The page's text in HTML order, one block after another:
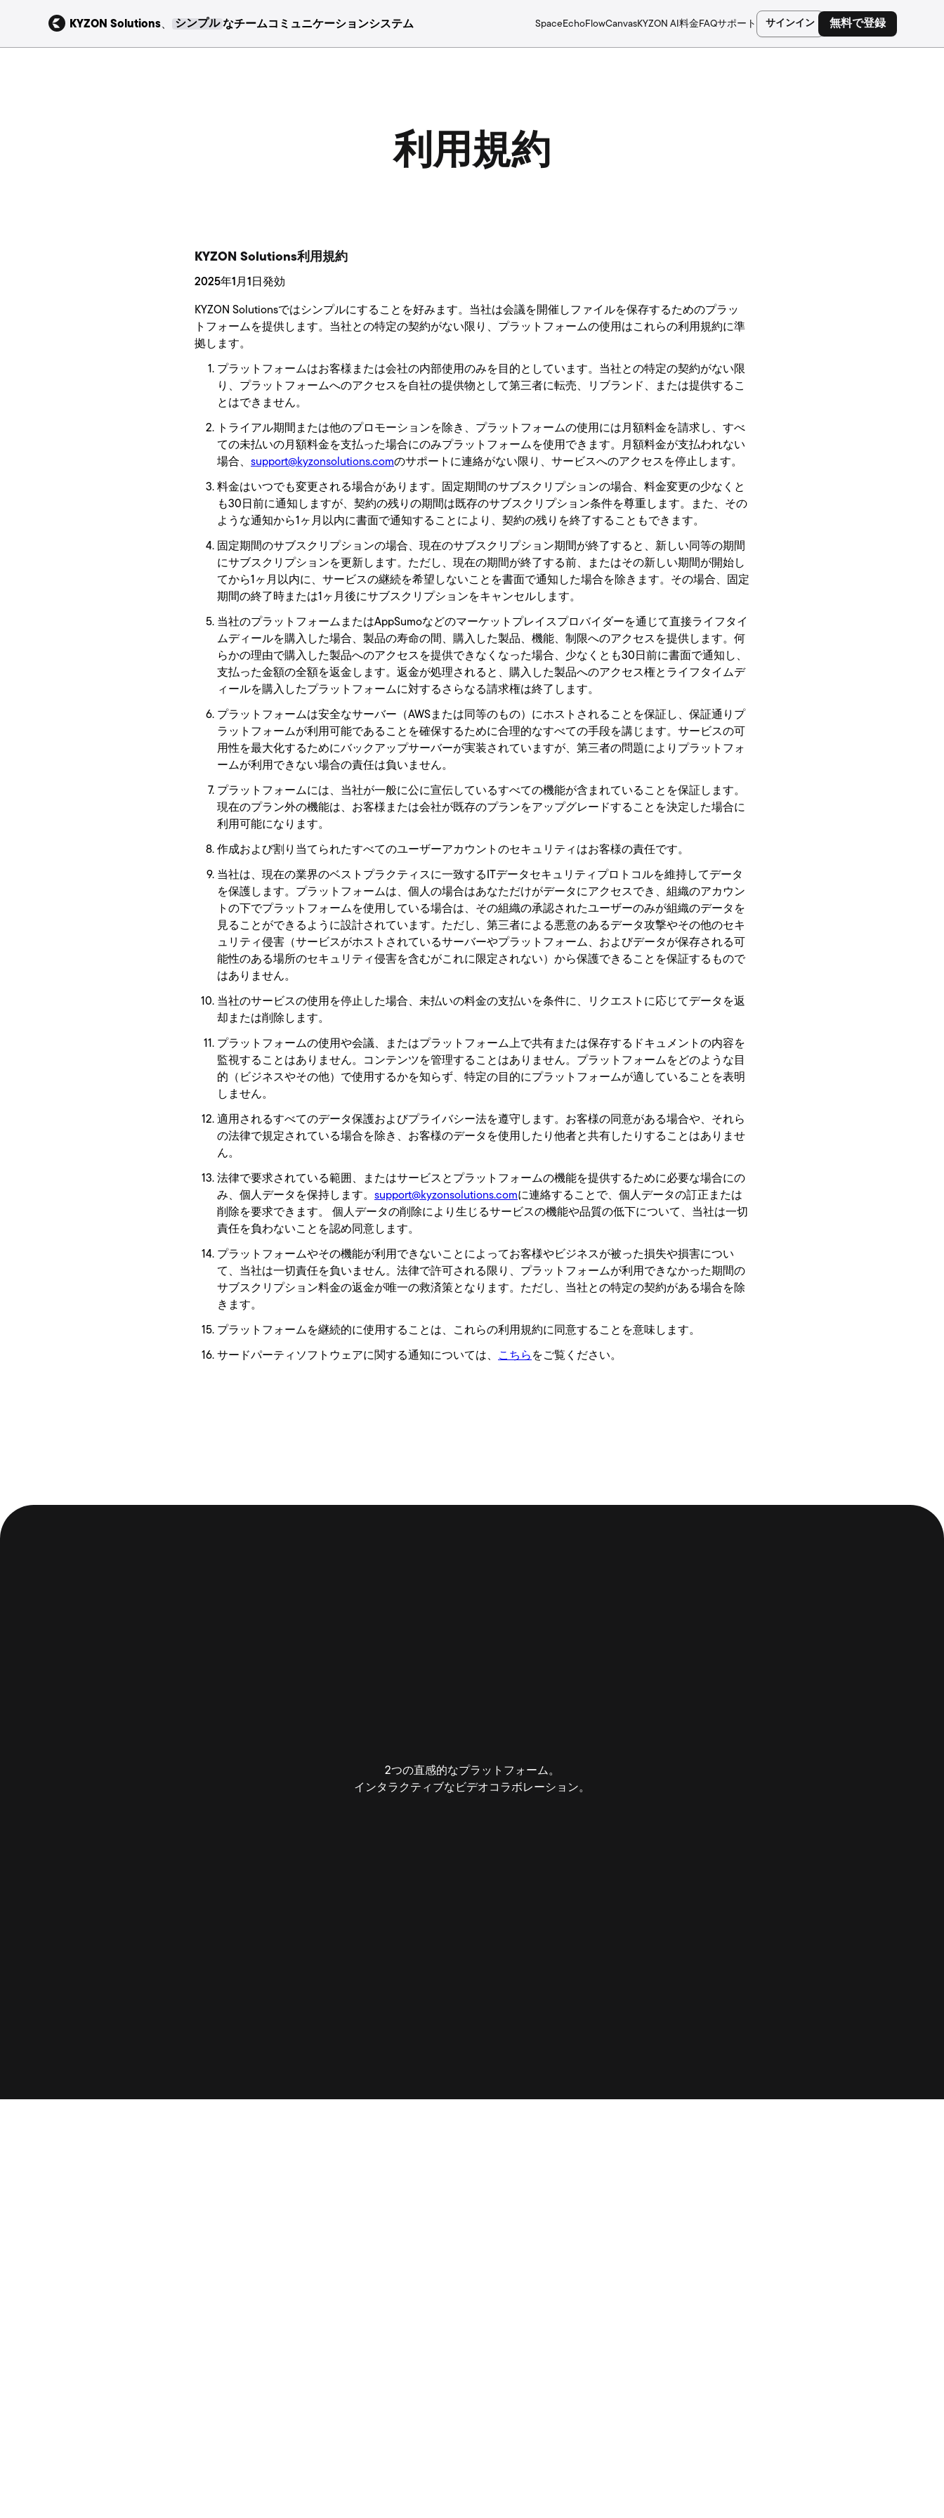
KYZON Solutions、 シンプル なチームコミュニケーションシステム SpaceEchoFlowCanvasKYZON AI 料金 FAQサポート サインイン 無料で登録
利用規約
KYZON Solutions利用規約
2025年1月1日発効
KYZON Solutionsではシンプルにすることを好みます。当社は会議を開催しファイルを保存するためのプラッ
トフォームを提供します。当社との特定の契約がない限り、プラットフォームの使用はこれらの利用規約に準
拠します。
プラットフォームはお客様または会社の内部使用のみを目的としています。当社との特定の契約がない限
り、プラットフォームへのアクセスを自社の提供物として第三者に転売、リブランド、または提供するこ
とはできません。
トライアル期間または他のプロモーションを除き、プラットフォームの使用には月額料金を請求し、すべ
ての未払いの月額料金を支払った場合にのみプラットフォームを使用できます。月額料金が支払われない
場合、 support@kyzonsolutions.comのサポートに連絡がない限り、サービスへのアクセスを停止します。
料金はいつでも変更される場合があります。固定期間のサブスクリプションの場合、料金変更の少なくと
も30日前に通知しますが、契約の残りの期間は既存のサブスクリプション条件を尊重します。また、その
ような通知から1ヶ月以内に書面で通知することにより、契約の残りを終了することもできます。
固定期間のサブスクリプションの場合、現在のサブスクリプション期間が終了すると、新しい同等の期間
にサブスクリプションを更新します。ただし、現在の期間が終了する前、またはその新しい期間が開始し
てから1ヶ月以内に、サービスの継続を希望しないことを書面で通知した場合を除きます。その場合、固定
期間の終了時または1ヶ月後にサブスクリプションをキャンセルします。
当社のプラットフォームまたはAppSumoなどのマーケットプレイスプロバイダーを通じて直接ライフタイ
ムディールを購入した場合、製品の寿命の間、購入した製品、機能、制限へのアクセスを提供します。何
らかの理由で購入した製品へのアクセスを提供できなくなった場合、少なくとも30日前に書面で通知し、
支払った金額の全額を返金します。返金が処理されると、購入した製品へのアクセス権とライフタイムデ
ィールを購入したプラットフォームに対するさらなる請求権は終了します。
プラットフォームは安全なサーバー（AWSまたは同等のもの）にホストされることを保証し、保証通りプ
ラットフォームが利用可能であることを確保するために合理的なすべての手段を講じます。サービスの可
用性を最大化するためにバックアップサーバーが実装されていますが、第三者の問題によりプラットフォ
ームが利用できない場合の責任は負いません。
プラットフォームには、当社が一般に公に宣伝しているすべての機能が含まれていることを保証します。
現在のプラン外の機能は、お客様または会社が既存のプランをアップグレードすることを決定した場合に
利用可能になります。
作成および割り当てられたすべてのユーザーアカウントのセキュリティはお客様の責任です。
当社は、現在の業界のベストプラクティスに一致するITデータセキュリティプロトコルを維持してデータ
を保護します。プラットフォームは、個人の場合はあなただけがデータにアクセスでき、組織のアカウン
トの下でプラットフォームを使用している場合は、その組織の承認されたユーザーのみが組織のデータを
見ることができるように設計されています。ただし、第三者による悪意のあるデータ攻撃やその他のセキ
ュリティ侵害（サービスがホストされているサーバーやプラットフォーム、およびデータが保存される可
能性のある場所のセキュリティ侵害を含むがこれに限定されない）から保護できることを保証するもので
はありません。
当社のサービスの使用を停止した場合、未払いの料金の支払いを条件に、リクエストに応じてデータを返
却または削除します。
プラットフォームの使用や会議、またはプラットフォーム上で共有または保存するドキュメントの内容を
監視することはありません。コンテンツを管理することはありません。プラットフォームをどのような目
的（ビジネスやその他）で使用するかを知らず、特定の目的にプラットフォームが適していることを表明
しません。
適用されるすべてのデータ保護およびプライバシー法を遵守します。お客様の同意がある場合や、それら
の法律で規定されている場合を除き、お客様のデータを使用したり他者と共有したりすることはありませ
ん。
法律で要求されている範囲、またはサービスとプラットフォームの機能を提供するために必要な場合にの
み、個人データを保持します。 support@kyzonsolutions.comに連絡することで、個人データの訂正または
削除を要求できます。
個人データの削除により生じるサービスの機能や品質の低下について、当社は一切
責任を負わないことを認め同意します。
プラットフォームやその機能が利用できないことによってお客様やビジネスが被った損失や損害につい
て、当社は一切責任を負いません。法律で許可される限り、プラットフォームが利用できなかった期間の
サブスクリプション料金の返金が唯一の救済策となります。ただし、当社との特定の契約がある場合を除
きます。
プラットフォームを継続的に使用することは、これらの利用規約に同意することを意味します。
サードパーティソフトウェアに関する通知については、 こちら をご覧ください。
2つの直感的なプラットフォーム。
インタラクティブなビデオコラボレーション。